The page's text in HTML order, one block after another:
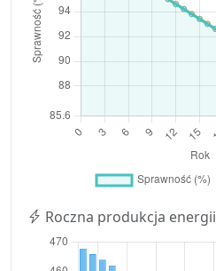
Roczna produkcja energii